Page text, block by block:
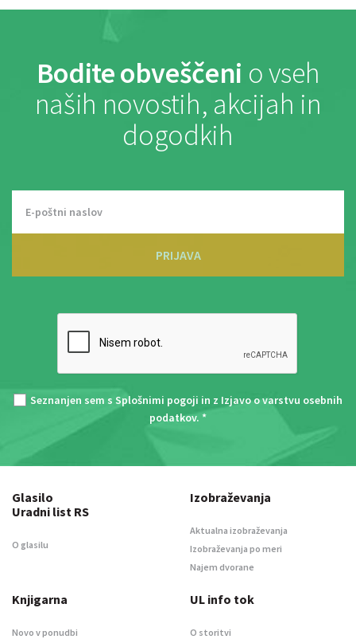
Bodite obveščeni o vseh
naših novostih, akcijah in
dogodkih
PRIJAVA
Seznanjen sem s Splošnimi pogoji in z Izjavo o varstvu osebnih
podatkov. *
Glasilo
Uradni list RS
O glasilu
Izobraževanja
Aktualna izobraževanja
Izobraževanja po meri
Najem dvorane
Knjigarna
Novo v ponudbi
UL info tok
O storitvi